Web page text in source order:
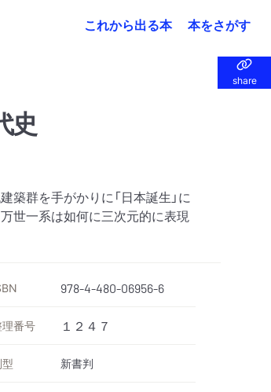
これから出る本 本をさがす
share
share
史
群を手がかりに「日本誕生」に
世一系は如何に三次元的に表現
978-4-480-06956-6
番号 １２４７
新書判